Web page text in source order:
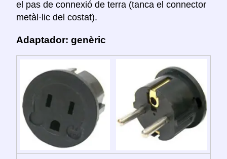
el pas de connexió de terra (tanca el connector
metàl·lic del costat).
Adaptador: genèric